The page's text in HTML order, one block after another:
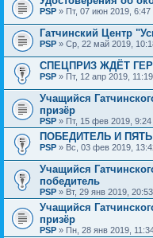
PSP » Пт, 07 июн 2019,
Гатчинский Центр
PSP » Ср, 22 май 2019,
СПЕЦПРИЗ ЖДЁТ
PSP » Пт, 12 апр 2019,
Учащийся
призёр
PSP » Пт, 15 фев 2019,
ПОБЕДИТЕЛЬ И
PSP » Вс, 03 фев 2019,
Учащийся
победитель
PSP » Вт, 29 янв 2019,
Учащийся
призёр
PSP » Пн, 28 янв 2019,